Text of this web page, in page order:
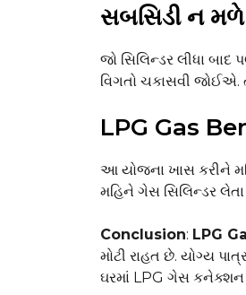
સબસિડી ન
જો સિલિન્ડર લીધા
વિગતો ચકાસવી જોઈએ.
LPG Gas
આ યોજના ખાસ કરીને
મહિને ગેસ સિલિન્ડર
Conclusion: LPG
મોટી રાહત છે. યોગ્ય
ઘરમાં LPG ગેસ કનેક્શન